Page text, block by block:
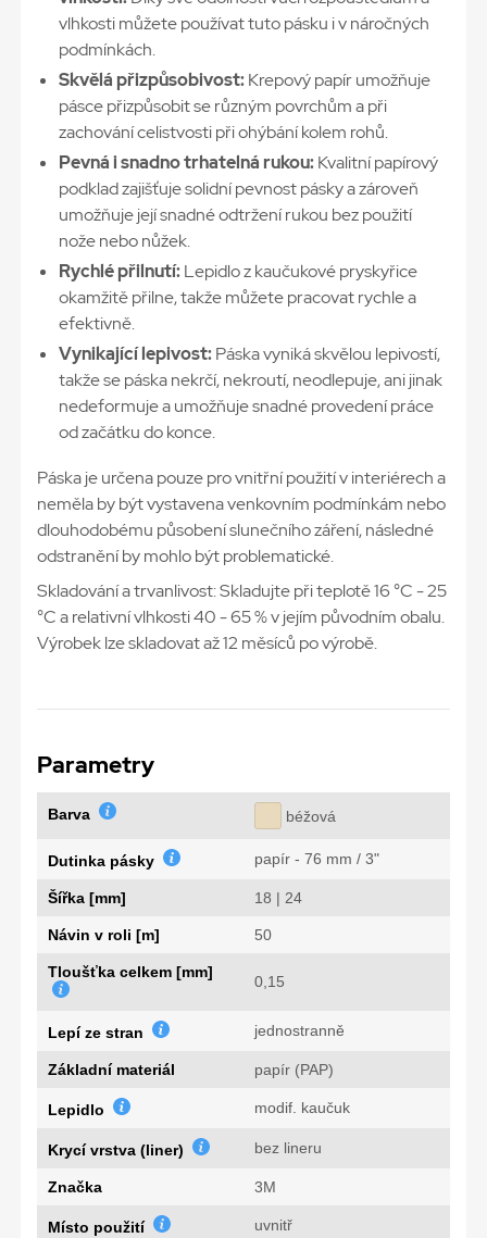
vlhkosti můžete používat tuto pásku i v náročných
podmínkách.
Skvělá přizpůsobivost:Krepový papír umožňuje
pásce přizpůsobit se různým povrchům a při
zachování celistvosti při ohýbání kolem rohů.
Pevná i snadno trhatelná rukou:Kvalitní papírový
podklad zajišťuje solidní pevnost pásky a zároveň
umožňuje její snadné odtržení rukou bez použití
nože nebo nůžek.
Rychlé přilnutí:Lepidlo z kaučukové pryskyřice
okamžitě přilne, takže můžete pracovat rychle a
efektivně.
Vynikající lepivost:Páska vyniká skvělou lepivostí,
takže se páska nekrčí, nekroutí, neodlepuje, ani jinak
nedeformuje a umožňuje snadné provedení práce
od začátku do konce.
Páska je určena pouze pro vnitřní použití v interiérech a
neměla by být vystavena venkovním podmínkám nebo
dlouhodobému působení slunečního záření, následné
odstranění by mohlo být problematické.
Skladování a trvanlivost: Skladujte při teplotě 16 °C - 25
°C a relativní vlhkosti 40 - 65 % v jejím původním obalu.
Výrobek lze skladovat až 12 měsíců po výrobě.
Parametry
Barva béžová
Dutinka pásky papír - 76 mm / 3"
Šířka [mm] 18 | 24
Návin v roli [m] 50
Tloušťka celkem [mm]
0,15
Lepí ze stran jednostranně
Základní materiál papír (PAP)
Lepidlo modif. kaučuk
Krycí vrstva (liner) bez lineru
Značka 3M
Místo použití uvnitř